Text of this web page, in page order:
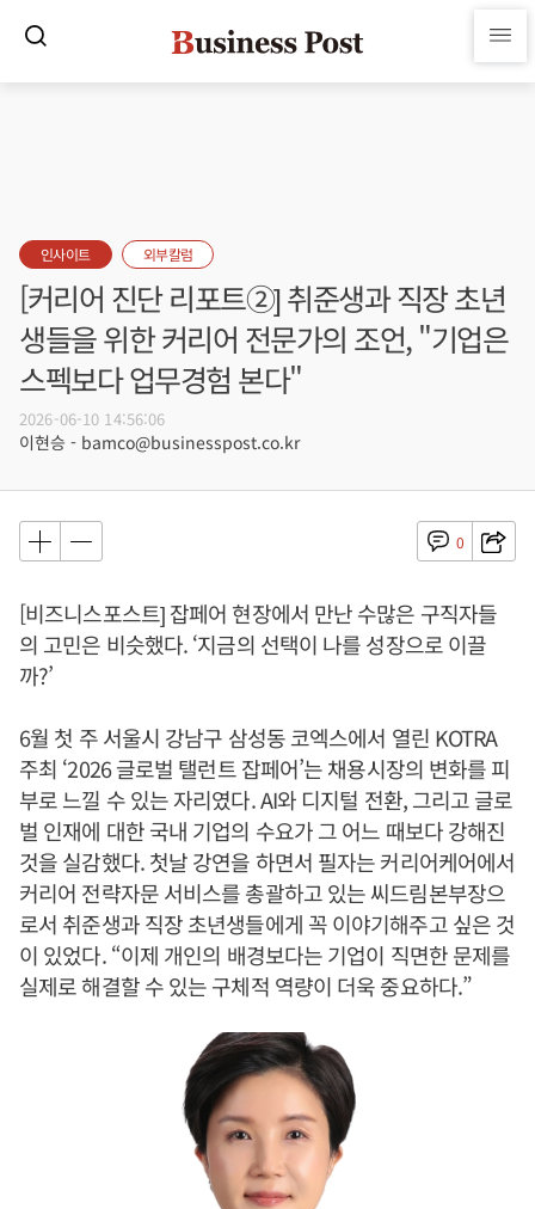
인사이트 외부칼럼
[커리어 진단 리포트②] 취준생과 직장 초년
생들을 위한 커리어 전문가의 조언, "기업은
스펙보다 업무경험 본다"
2026-06-10 14:56:06
이현승 - bamco@businesspost.co.kr
0
[비즈니스포스트] 잡페어 현장에서 만난 수많은 구직자들
의 고민은 비슷했다. ‘지금의 선택이 나를 성장으로 이끌
까?’
6월 첫 주 서울시 강남구 삼성동 코엑스에서 열린 KOTRA
주최 ‘2026 글로벌 탤런트 잡페어’는 채용시장의 변화를 피
부로 느낄 수 있는 자리였다. AI와 디지털 전환, 그리고 글로
벌 인재에 대한 국내 기업의 수요가 그 어느 때보다 강해진
것을 실감했다. 첫날 강연을 하면서 필자는 커리어케어에서
커리어 전략자문 서비스를 총괄하고 있는 씨드림본부장으
로서 취준생과 직장 초년생들에게 꼭 이야기해주고 싶은 것
이 있었다. “이제 개인의 배경보다는 기업이 직면한 문제를
실제로 해결할 수 있는 구체적 역량이 더욱 중요하다.”